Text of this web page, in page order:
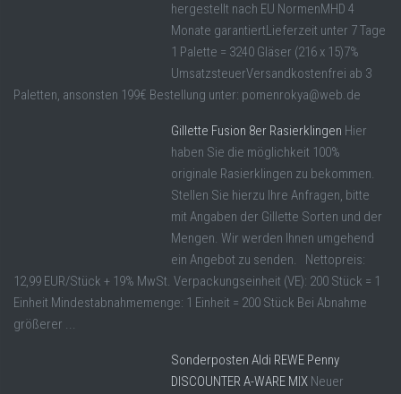
hergestellt nach EU NormenMHD 4
Monate garantiertLieferzeit unter 7 Tage
1 Palette = 3240 Gläser (216 x 15)7%
UmsatzsteuerVersandkostenfrei ab 3
Paletten, ansonsten 199€ Bestellung unter: pomenrokya@web.de
Gillette Fusion 8er Rasierklingen Hier
haben Sie die möglichkeit 100%
originale Rasierklingen zu bekommen.
Stellen Sie hierzu Ihre Anfragen, bitte
mit Angaben der Gillette Sorten und der
Mengen. Wir werden Ihnen umgehend
ein Angebot zu senden. Nettopreis:
12,99 EUR/Stück + 19% MwSt. Verpackungseinheit (VE): 200 Stück = 1
Einheit Mindestabnahmemenge: 1 Einheit = 200 Stück Bei Abnahme
größerer ...
Sonderposten Aldi REWE Penny
DISCOUNTER A-WARE MIX Neuer